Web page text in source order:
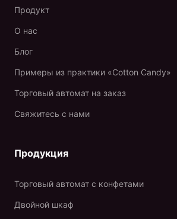
Продукт
О нас
Блог
Примеры из практики «Cotton Candy»
Торговый автомат на заказ
Свяжитесь с нами
Продукция
Торговый автомат с конфетами
Двойной шкаф